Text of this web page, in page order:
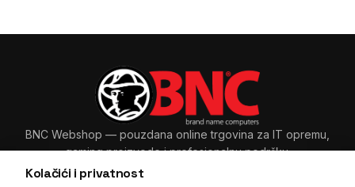
Kolačići i privatnost
BNC Webshop — pouzdana online trgovina za IT opremu,
gaming proizvode i profesionalnu podršku.